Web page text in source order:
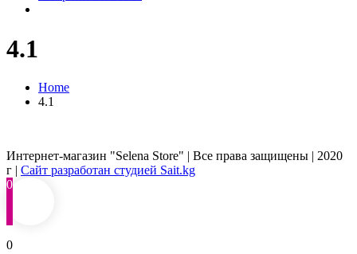
4.1
Home
4.1
Интернет-магазин "Selena Store" | Все права защищены | 2020
г | Сайт разработан студией Sait.kg
0
0